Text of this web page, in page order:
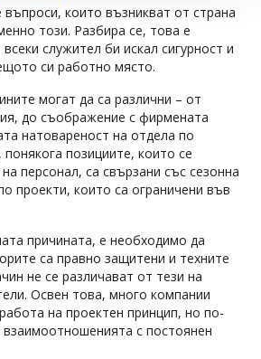
въпроси, които възникват от страна
този. Разбира се, това е
служител би искал сигурност и
си работно място.
могат да са различни – от
до съображение с фирмената
натовареност на отдела по
позициите, които се
персонал, са свързани със сезонна
проекти, които са ограничени във
причината, е необходимо да
са правно защитени и техните
не се различават от тези на
Освен това, много компании
на проектен принцип, но по-
с постоянен